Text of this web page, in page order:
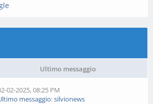
Ultimo messaggio
02-2025, 08:25 PM
messaggio:silvionews